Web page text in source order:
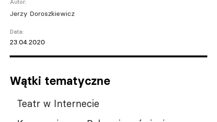
Autor:
Jerzy Doroszkiewicz
Data:
23.04.2020
Wątki tematyczne
Teatr w Internecie